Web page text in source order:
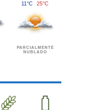
11°C 25°C
PARCIALMENTE
NUBLADO